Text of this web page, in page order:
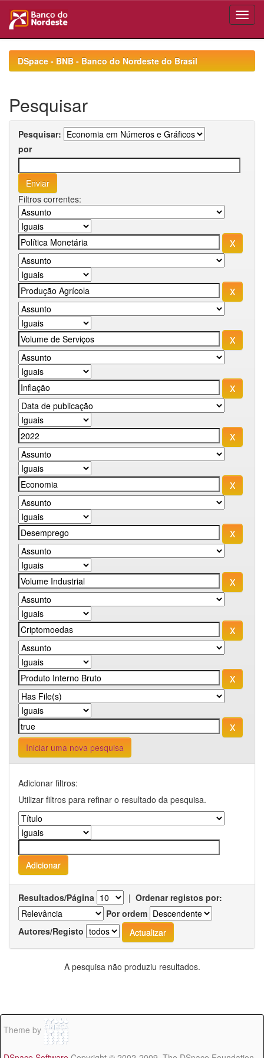
navigationDSpace - BNB - Banco do Nordeste do Brasil
Pesquisar
Pesquisar:
por
Filtros correntes:
Iniciar uma nova pesquisa
Adicionar filtros:
Utilizar filtros para refinar o resultado da pesquisa.
Resultados/Página | Ordenar registos por:
Por ordem
Autores/Registo
A pesquisa não produziu resultados.
Theme by